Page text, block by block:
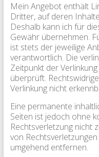
Mein Angebot enthält
Dritter, auf deren
Deshalb kann ich für
Gewähr übernehmen.
ist stets der jeweilige
verantwortlich. Die
Zeitpunkt der
überprüft.
Verlinkung nicht
Eine permanente
Seiten ist jedoch ohne
Rechtsverletzung nicht
von
umgehend entfernen.